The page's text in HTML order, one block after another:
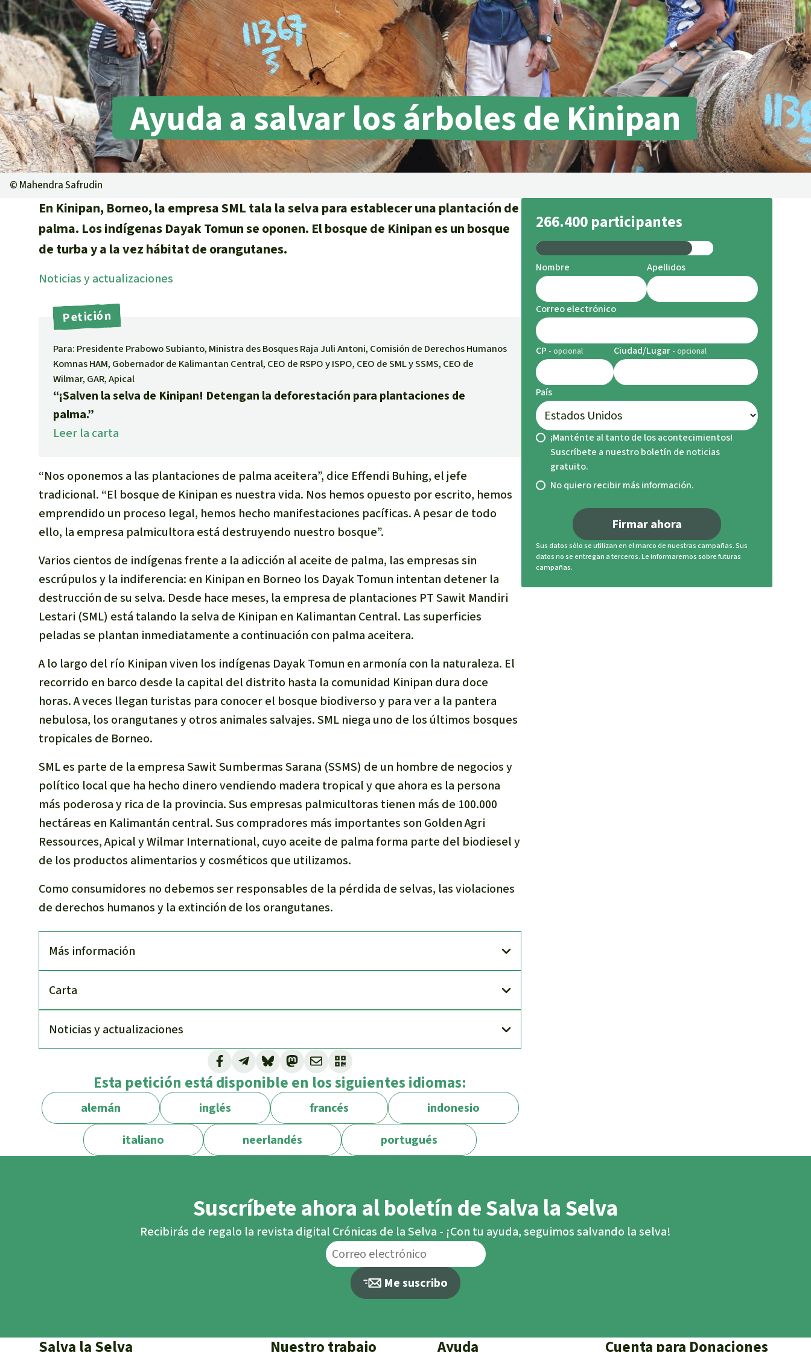
Metales
Minería
Agrotoxicos
Aceite de palma
REDD
Indígena
Landgrabbing
Granjas Industriales
Para niñas y niños
Defensoras y Defensores
incendios forestales
Donación
© Mahendra Safrudin
Ayuda a salvar los árboles de Kinipan
En Kinipan, Borneo, la empresa SML tala la selva para establecer una plantación de
palma. Los indígenas Dayak Tomun se oponen. El bosque de Kinipan es un bosque
de turba y a la vez hábitat de orangutanes.
Noti­cias y actuali­zaciones
Petición
Para: Presidente Prabowo Subianto, Ministra des Bosques Raja Juli Antoni, Comisión de Derechos Humanos
Komnas HAM, Gobernador de Kalimantan Central, CEO de RSPO y ISPO, CEO de SML y SSMS, CEO de
Wilmar, GAR, Apical
“¡Salven la selva de Kinipan! Detengan la deforestación para plantaciones de
palma.”
Leer la carta
“Nos oponemos a las plantaciones de palma aceitera”, dice Effendi Buhing, el jefe
tradicional. “El bosque de Kinipan es nuestra vida. Nos hemos opuesto por escrito, hemos
emprendido un proceso legal, hemos hecho manifestaciones pacíficas. A pesar de todo
ello, la empresa palmicultora está destruyendo nuestro bosque”.
Varios cientos de indígenas frente a la adicción al aceite de palma, las empresas sin
escrúpulos y la indiferencia: en Kinipan en Borneo los Dayak Tomun intentan detener la
destrucción de su selva. Desde hace meses, la empresa de plantaciones PT Sawit Mandiri
Lestari (SML) está talando la selva de Kinipan en Kalimantan Central. Las superficies
peladas se plantan inmediatamente a continuación con palma aceitera.
A lo largo del río Kinipan viven los indígenas Dayak Tomun en armonía con la naturaleza. El
recorrido en barco desde la capital del distrito hasta la comunidad Kinipan dura doce
horas. A veces llegan turistas para conocer el bosque biodiverso y para ver a la pantera
nebulosa, los orangutanes y otros animales salvajes. SML niega uno de los últimos bosques
tropicales de Borneo.
SML es parte de la empresa Sawit Sumbermas Sarana (SSMS) de un hombre de negocios y
político local que ha hecho dinero vendiendo madera tropical y que ahora es la persona
más poderosa y rica de la provincia. Sus empresas palmicultoras tienen más de 100.000
hectáreas en Kalimantán central. Sus compradores más importantes son Golden Agri
Ressources, Apical y Wilmar International, cuyo aceite de palma forma parte del biodiesel y
de los productos alimentarios y cosméticos que utilizamos.
Como consumidores no debemos ser responsables de la pérdida de selvas, las violaciones
de derechos humanos y la extinción de los orangutanes.
Más información
Carta
Noti­cias y actuali­zaciones
Esta petición está disponible en los siguientes idiomas:
alemán inglés francés
indonesio
italiano
neerlandés portugués
266.400 participantes
Nombre Apellidos
Correo electrónico
CP Ciudad/Lugar
País
¡Manténte al tanto de los acontecimientos!
Suscríbete a nuestro boletín de noticias
gratuito.
No quiero recibir más información.
Firmar ahora
Sus datos sólo se utilizan en el marco de nuestras campañas. Sus
datos no se entregan a terceros. Le informaremos sobre futuras
campañas.
Suscríbete ahora al boletín de Salva la Selva
Recibirás de regalo la revista digital Crónicas de la Selva - ¡Con tu ayuda, seguimos salvando la selva!
Me suscribo
Salva la Selva Nuestro trabajo Ayuda Cuenta para Donaciones